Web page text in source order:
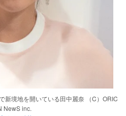
新境地を開いている田中麗奈 （C）ORIC
NewS inc.